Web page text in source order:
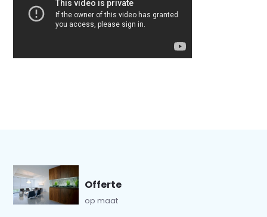
Offerte
op maat